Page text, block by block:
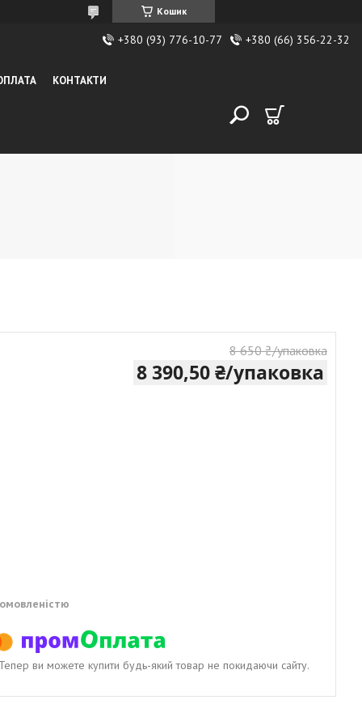
Кошик
+380 (93) 776-10-77 +380 (66) 356-22-32
КОНТАКТИ
8 650 ₴/упаковка
8 390,50 ₴/упаковка
Тепер ви можете купити будь-який товар не покидаючи сайту.